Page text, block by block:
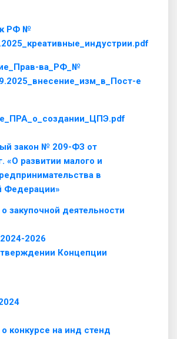
РФ №
ва_РФ_№
е
закон № 209-ФЗ от
«О развитии малого и
в
Федерации»
закупочной деятельности
2026
Концепции
конкурсе на инд стенд